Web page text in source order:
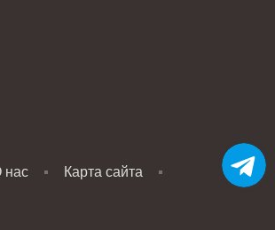
нас Карта сайта